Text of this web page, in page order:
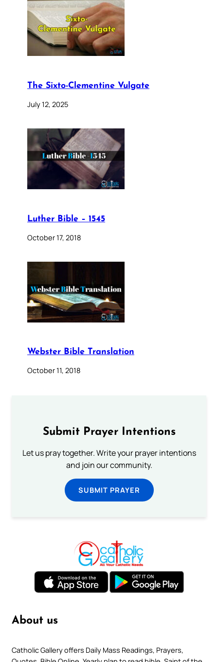
The Sixto-Clementine Vulgate
July 12, 2025
Luther Bible – 1545
October 17, 2018
Webster Bible Translation
October 11, 2018
Submit Prayer Intentions
Let us pray together. Write your prayer intentions
and join our community.
SUBMIT PRAYER
About us
Catholic Gallery offers Daily Mass Readings, Prayers,